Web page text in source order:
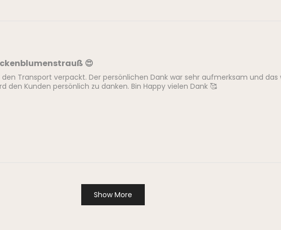
😍
Transport verpackt. Der persönlichen Dank war sehr aufmerksam und
den Kunden persönlich zu danken. Bin Happy vielen Dank 🥰
Show More